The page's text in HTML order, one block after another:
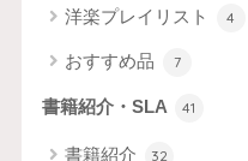
洋楽プレイリスト 4
おすすめ品 7
書籍紹介・SLA 41
書籍紹介 32